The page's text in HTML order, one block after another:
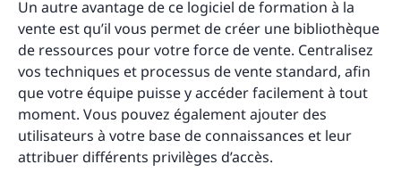
Un autre avantage de ce logiciel de formation à la
vente est qu’il vous permet de créer une bibliothèque
de ressources pour votre force de vente. Centralisez
vos techniques et processus de vente standard, afin
que votre équipe puisse y accéder facilement à tout
moment. Vous pouvez également ajouter des
utilisateurs à votre base de connaissances et leur
attribuer différents privilèges d’accès.